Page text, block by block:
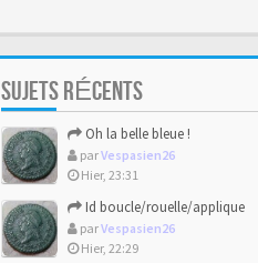
SUJETS RÉCENTS
Oh la belle bleue !
parVespasien26
Hier, 23:31
Id boucle/rouelle/applique
parVespasien26
Hier, 22:29